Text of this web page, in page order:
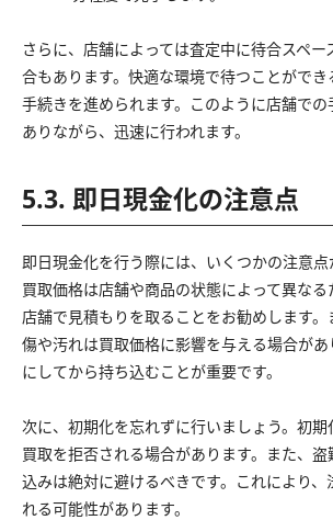
さらに、店舗によっては査定中に待合スペ
合もあります。快適な環境で待つことができ
手続きを進められます。このように店舗で
ありながら、迅速に行われます。
5.3. 即日現金化の注意点
即日現金化を行う際には、いくつかの注意点
買取価格は店舗や商品の状態によって異な
店舗で見積もりを取ることをお勧めします
傷や汚れは買取価格に影響を与える場合が
にしてから持ち込むことが重要です。
次に、初期化を忘れずに行いましょう。初期
買取を拒否される場合があります。また、
込みは絶対に避けるべきです。これにより、
れる可能性があります。